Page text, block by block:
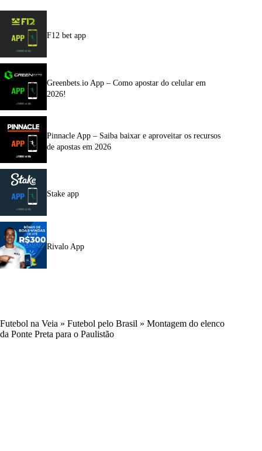
F12 bet app
Greenbets.io App – Como apostar do celular em
2026!
Pinnacle App – Saiba baixar e aproveitar os recursos
de apostas em 2026
Stake app
Rivalo App
Futebol na Veia » Futebol pelo Brasil » Montagem do elenco
da Ponte Preta para o Paulistão